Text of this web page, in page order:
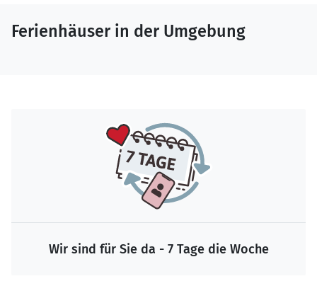
Ferienhäuser in der Umgebung
Wir sind für Sie da - 7 Tage die Woche